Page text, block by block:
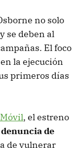
no solo
se deben al
El foco
la ejecución
primeros días
, el estreno
de
de vulnerar